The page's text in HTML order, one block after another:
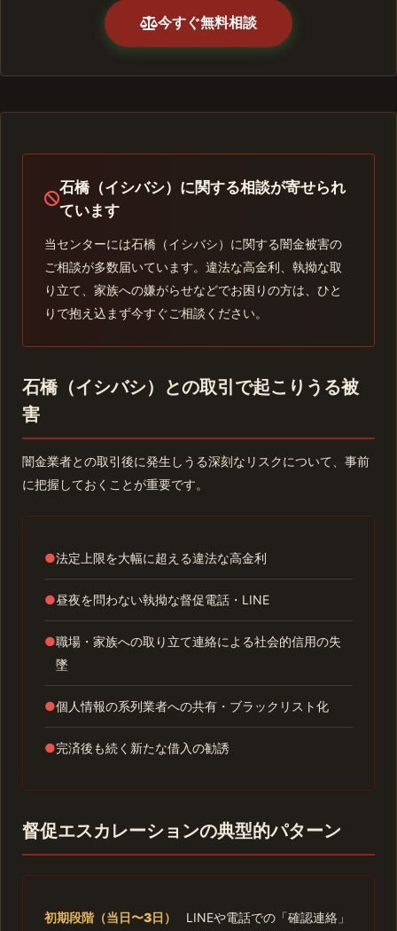
今すぐ無料相談
石橋（イシバシ）に関する相談が寄せられ
ています
当センターには石橋（イシバシ）に関する闇金被害の
ご相談が多数届いています。違法な高金利、執拗な取
り立て、家族への嫌がらせなどでお困りの方は、ひと
りで抱え込まず今すぐご相談ください。
石橋（イシバシ）との取引で起こりうる被
害
闇金業者との取引後に発生しうる深刻なリスクについて、事前
に把握しておくことが重要です。
●法定上限を大幅に超える違法な高金利
●昼夜を問わない執拗な督促電話・LINE
●職場・家族への取り立て連絡による社会的信用の失
墜
●個人情報の系列業者への共有・ブラックリスト化
●完済後も続く新たな借入の勧誘
督促エスカレーションの典型的パターン
初期段階（当日〜3日）
LINEや電話での「確認連絡」